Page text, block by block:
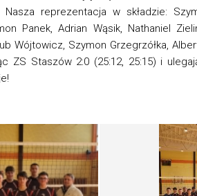
reprezentacja w składzie:
Panek, Adrian Wąsik, Nathaniel
Wójtowicz, Szymon Grzegrzółka,
ZS Staszów 2:0 (25:12, 25:15) i